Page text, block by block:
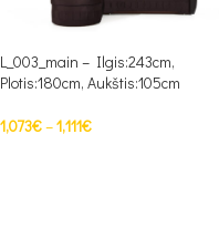
L_003_main – Ilgis:243cm,
Plotis:180cm, Aukštis:105cm
1,073€–1,111€